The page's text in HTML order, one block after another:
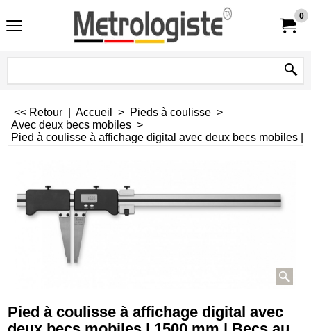
0
<< Retour Accueil > Pieds à coulisse >
Avec deux becs mobiles >
Pied à coulisse à affichage digital avec deux becs mobiles |
Pied à coulisse à affichage digital avec